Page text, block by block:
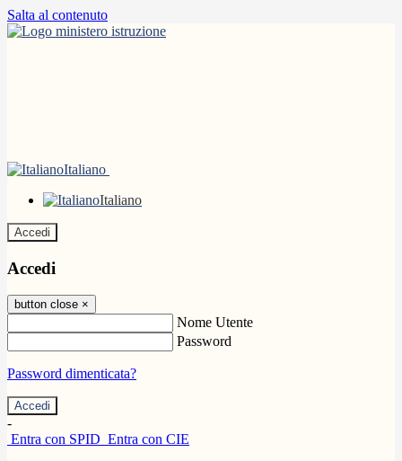
Salta al contenuto
Italiano
Italiano
Accedi
Accedi
button close ×
Nome Utente
Password
Password dimenticata?
-
Entra con SPID Entra con CIE